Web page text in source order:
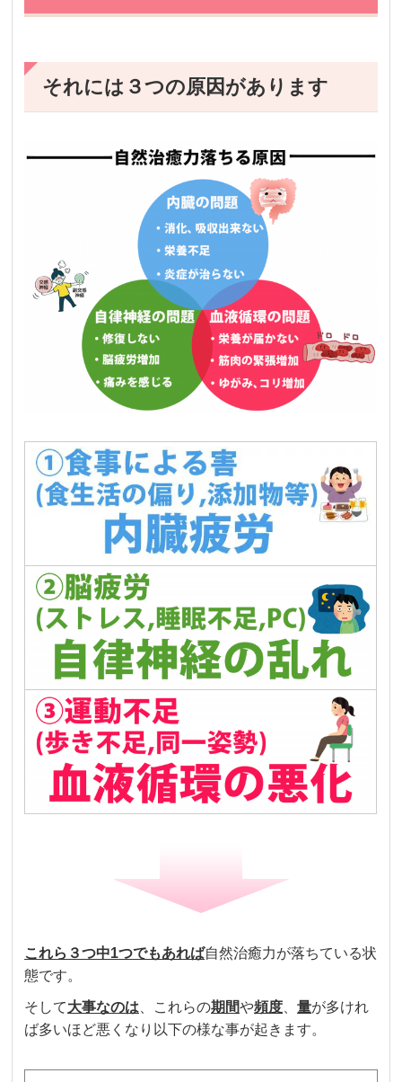
それには３つの原因があります
これら３つ中1つでもあれば自然治癒力が落ちている状
態です。
そして大事なのは 、これらの期間や頻度 、量が多けれ
ば多いほど悪くなり以下の様な事が起きます。